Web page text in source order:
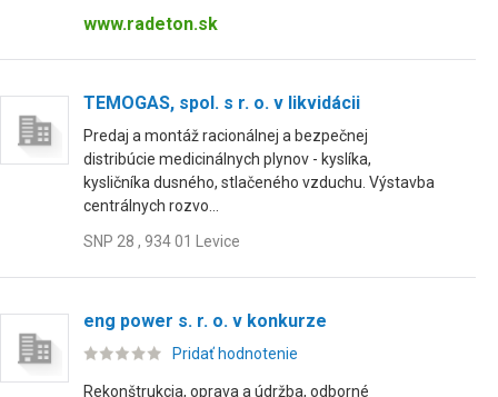
www.radeton.sk
TEMOGAS, spol. s r. o. v likvidácii
Predaj a montáž racionálnej a bezpečnej
distribúcie medicinálnych plynov - kyslíka,
kysličníka dusného, stlačeného vzduchu. Výstavba
centrálnych rozvo...
SNP 28 , 934 01 Levice
eng power s. r. o. v konkurze
Pridať hodnotenie
Rekonštrukcia, oprava a údržba, odborné